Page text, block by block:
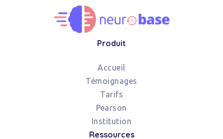
Produit
Accueil
Témoignages
Tarifs
Pearson
Institution
Ressources